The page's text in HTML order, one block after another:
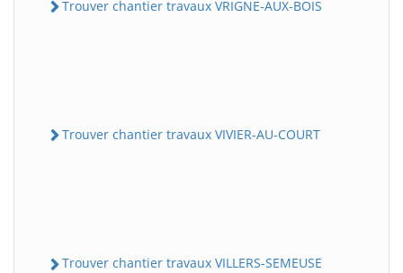
Trouver chantier travaux VRIGNE-AUX-BOIS
Trouver chantier travaux VIVIER-AU-COURT
Trouver chantier travaux VILLERS-SEMEUSE